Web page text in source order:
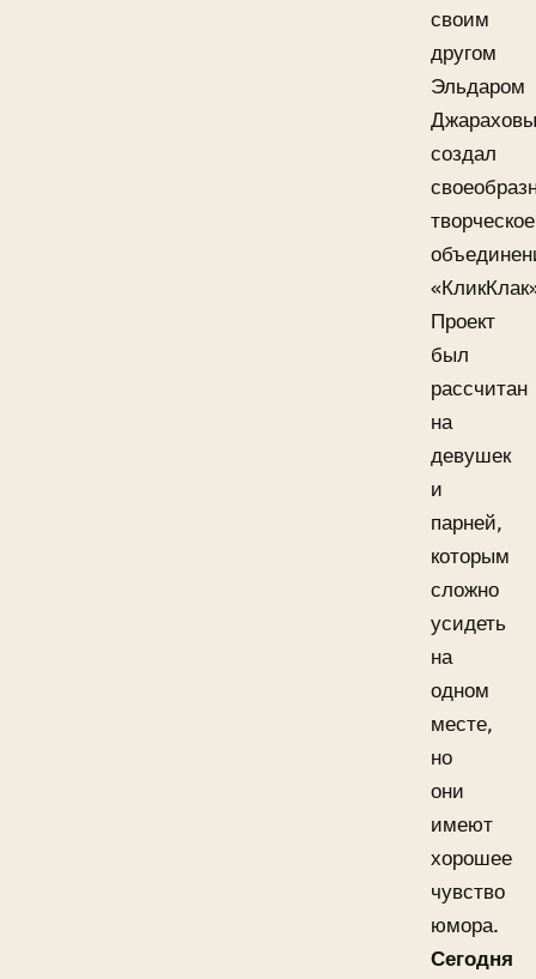
своим
другом
Эльдаром
создал
творческое
Проект
был
рассчитан
на
девушек
и
парней,
которым
сложно
усидеть
на
одном
месте,
но
они
имеют
хорошее
чувство
юмора.
Сегодня